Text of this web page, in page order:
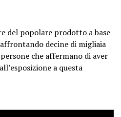
del popolare prodotto a base
decine di migliaia
che affermano di aver
a questa